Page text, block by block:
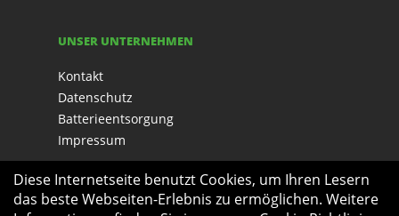
UNSER UNTERNEHMEN
Kontakt
Datenschutz
Batterieentsorgung
Impressum
Diese Internetseite benutzt Cookies, um Ihren Lesern
das beste Webseiten-Erlebnis zu ermöglichen. Weitere